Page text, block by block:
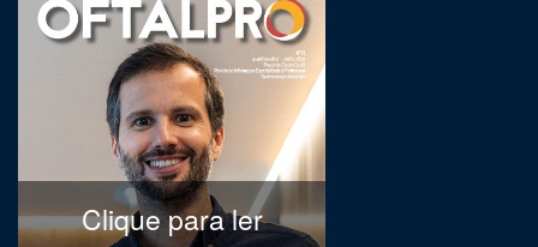
Clique para ler